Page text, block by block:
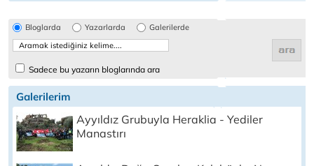
Bloglarda Yazarlarda Galerilerde
Sadece bu yazarın bloglarında ara
Galerilerim
Ayyıldız Grubuyla Heraklia - Yediler
Manastırı